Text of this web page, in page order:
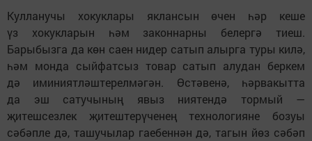
Кулланучы хокуклары яклансын өчен һәр кеше
үз хокукларын һәм законнарны белергә тиеш.
Барыбызга да көн саен нидер сатып алырга туры килә,
һәм монда сыйфатсыз товар сатып алудан беркем
дә иминиятләштерелмәгән. Өстәвенә, һәрвакытта
да эш сатучының явыз ниятендә тормый —
җитешсезлек җитештерүченең технологияне бозуы
сәбәпле дә, ташучылар гаебеннән дә, тагын йөз сәбәп